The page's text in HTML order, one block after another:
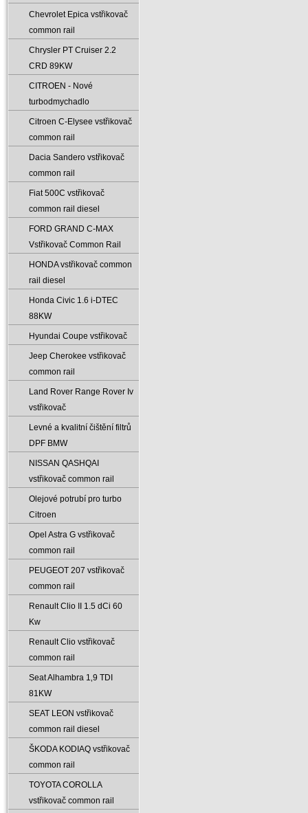
Chevrolet Epica vstřikovač
common rail
Chrysler PT Cruiser 2.2
CRD 89KW
CITROEN - Nové
turbodmychadlo
Citroen C-Elysee vstřikovač
common rail
Dacia Sandero vstřikovač
common rail
Fiat 500C vstřikovač
common rail diesel
FORD GRAND C-MAX
Vstřikovač Common Rail
HONDA vstřikovač common
rail diesel
Honda Civic 1.6 i-DTEC
88KW
Hyundai Coupe vstřikovač
Jeep Cherokee vstřikovač
common rail
Land Rover Range Rover Iv
vstřikovač
Levné a kvalitní čištění filtrů
DPF BMW
NISSAN QASHQAI
vstřikovač common rail
Olejové potrubí pro turbo
Citroen
Opel Astra G vstřikovač
common rail
PEUGEOT 207 vstřikovač
common rail
Renault Clio II 1.5 dCi 60
Kw
Renault Clio vstřikovač
common rail
Seat Alhambra 1‚9 TDI
81KW
SEAT LEON vstřikovač
common rail diesel
ŠKODA KODIAQ vstřikovač
common rail
TOYOTA COROLLA
vstřikovač common rail